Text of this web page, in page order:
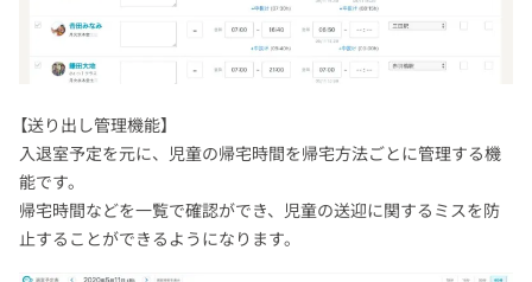
【送り出し管理機能】
入退室予定を元に、児童の帰宅時間を帰宅方法ごとに管理する機
能です。
帰宅時間などを一覧で確認ができ、児童の送迎に関するミスを防
止することができるようになります。